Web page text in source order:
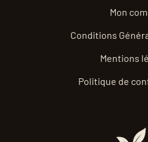
Mon
Conditions
Mentions
Politique de